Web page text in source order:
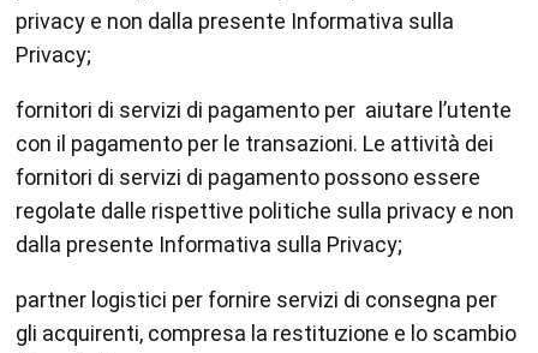
privacy e non dalla presente Informativa sulla
Privacy;
fornitori di servizi di pagamento per aiutare l’utente
con il pagamento per le transazioni. Le attività dei
fornitori di servizi di pagamento possono essere
regolate dalle rispettive politiche sulla privacy e non
dalla presente Informativa sulla Privacy;
partner logistici per fornire servizi di consegna per
gli acquirenti, compresa la restituzione e lo scambio